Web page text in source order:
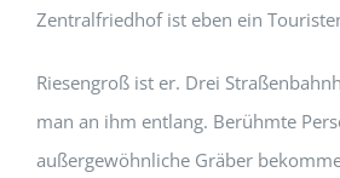
Zentralfriedhof ist eben ein
Riesengroß ist er. Drei
man an ihm entlang. Berühmte
außergewöhnliche Gräber